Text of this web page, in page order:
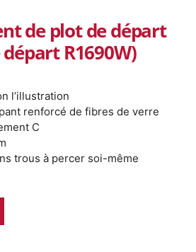
de plot de départ
R1690W)
l’illustration
renforcé de fibres de verre
C
trous à percer soi-même